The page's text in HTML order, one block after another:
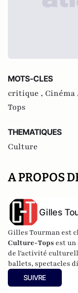
MOTS-CLES
critique , Cinéma
Tops
THEMATIQUES
Culture
A PROPOS
Gilles
Gilles Tourman est
Culture-Tops est
de l'activité
ballets, spectacles
SUIVRE